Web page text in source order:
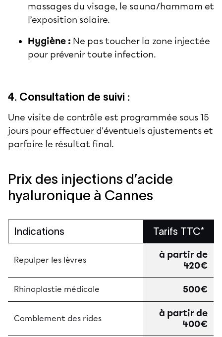
massages du visage, le sauna/hammam et
l’exposition solaire.
Hygiène : Ne pas toucher la zone injectée
pour prévenir toute infection.
4. Consultation de suivi :
Une visite de contrôle est programmée sous 15
jours pour effectuer d'éventuels ajustements et
parfaire le résultat final.
Prix des injections d’acide
hyaluronique à Cannes
Indications Tarifs TTC*
Repulper les lèvres
à partir de
420€
Rhinoplastie médicale 500€
Comblement des rides
à partir de
400€